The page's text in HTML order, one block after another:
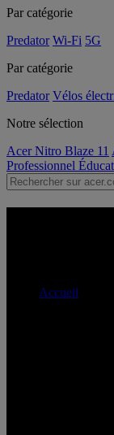
Par catégorie
Predator Wi-Fi 5G
Par catégorie
Predator Vélos
Notre sélection
Acer Nitro Blaze 11
Professionnel
Accueil